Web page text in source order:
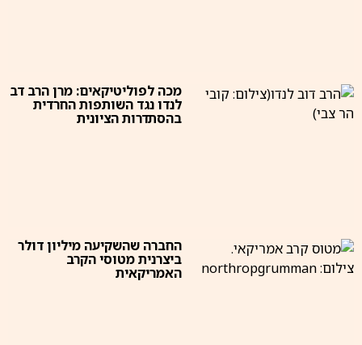
מכה לפוליטיקאים: מרן הרב דב
לנדו נגד השותפות החרדית
בהסתדרות הציונית
החברה שהשקיעה מיליון דולר
ביצרנית מטוסי הקרב
האמריקאית